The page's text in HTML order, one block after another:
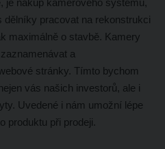
je nákup kamerového systému,
pracovat na rekonstrukci
maximálně o stavbě. Kamery
a
stránky. Tímto bychom
vás našich investorů, ale i
Uvedené i nám umožní lépe
produktu při prodeji.